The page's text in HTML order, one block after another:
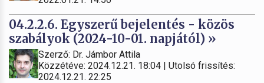
04.2.2.6. Egyszerű bejelentés - közös
szabályok (2024-10-01. napjától) »
Szerző: Dr. Jámbor Attila
Közzétéve: 2024.12.21. 18:04 | Utolsó frissítés:
2024.12.21. 22:25